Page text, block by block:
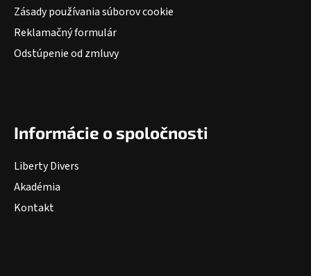
Zásady používania súborov cookie
Reklamačný formulár
Odstúpenie od zmluvy
Informácie o spoločnosti
Liberty Divers
Akadémia
Kontakt